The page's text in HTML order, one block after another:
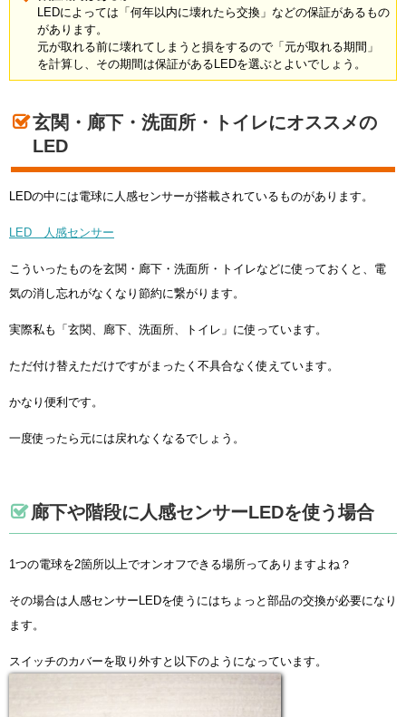
LEDによっては「何年以内に壊れたら交換」などの保証があるもの
があります。
元が取れる前に壊れてしまうと損をするので「元が取れる期間」
を計算し、その期間は保証があるLEDを選ぶとよいでしょう。
玄関・廊下・洗面所・トイレにオススメの
LED
LEDの中には電球に人感センサーが搭載されているものがあります。
LED 人感センサー
こういったものを玄関・廊下・洗面所・トイレなどに使っておくと、電
気の消し忘れがなくなり節約に繋がります。
実際私も「玄関、廊下、洗面所、トイレ」に使っています。
ただ付け替えただけですがまったく不具合なく使えています。
かなり便利です。
一度使ったら元には戻れなくなるでしょう。
廊下や階段に人感センサーLEDを使う場合
1つの電球を2箇所以上でオンオフできる場所ってありますよね？
その場合は人感センサーLEDを使うにはちょっと部品の交換が必要になり
ます。
スイッチのカバーを取り外すと以下のようになっています。